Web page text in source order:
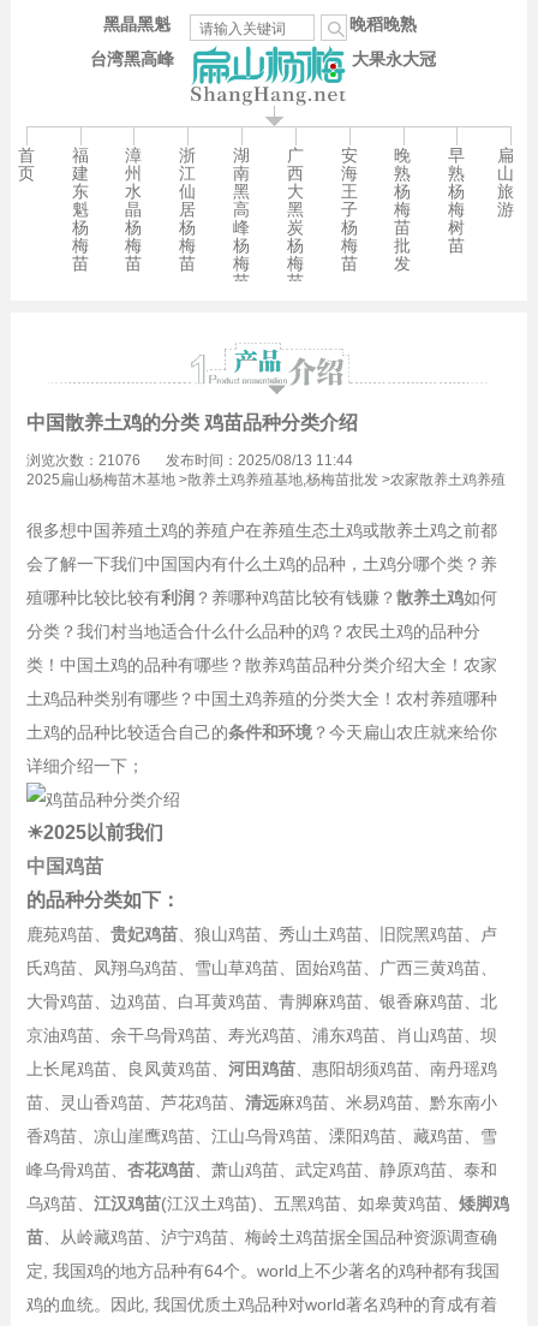
台湾黑高峰
晚稻晚熟
大果永大冠
黑晶黑魁
首
页
福
建
东
魁
杨
梅
苗
漳
州
水
晶
杨
梅
苗
浙
江
仙
居
杨
梅
苗
湖
南
黑
高
峰
杨
梅
苗
广
西
大
黑
炭
杨
梅
苗
安
海
王
子
杨
梅
苗
晚
熟
杨
梅
苗
批
发
早
熟
杨
梅
树
苗
扁
山
旅
游
中国散养土鸡的分类 鸡苗品种分类介绍
浏览次数：21076
发布时间：2025/08/13 11:44
2025扁山杨梅苗木基地>散养土鸡养殖基地,杨梅苗批发>农家散养土鸡养殖
很多想中国养殖土鸡的养殖户在养殖生态土鸡或散养土鸡之前都
会了解一下我们中国国内有什么土鸡的品种，土鸡分哪个类？养
殖哪种比较比较有利润 ？养哪种鸡苗比较有钱赚？ 散养土鸡如何
分类？我们村当地适合什么什么品种的鸡？农民土鸡的品种分
类！中国土鸡的品种有哪些？散养鸡苗品种分类介绍大全！农家
土鸡品种类别有哪些？中国土鸡养殖的分类大全！农村养殖哪种
土鸡的品种比较适合自己的条件和环境？今天扁山农庄就来给你
详细介绍一下；
☀2025以前我们
中国鸡苗
的品种分类如下：
鹿苑鸡苗、 贵妃鸡苗、狼山鸡苗、秀山土鸡苗、旧院黑鸡苗、卢
氏鸡苗、凤翔乌鸡苗、雪山草鸡苗、固始鸡苗、广西三黄鸡苗、
大骨鸡苗、边鸡苗、白耳黄鸡苗、青脚麻鸡苗、银香麻鸡苗、北
京油鸡苗、余干乌骨鸡苗、寿光鸡苗、浦东鸡苗、肖山鸡苗、坝
上长尾鸡苗、良凤黄鸡苗、 河田鸡苗、惠阳胡须鸡苗、南丹瑶鸡
苗、灵山香鸡苗、芦花鸡苗、 清远麻鸡苗、米易鸡苗、黔东南小
香鸡苗、凉山崖鹰鸡苗、江山乌骨鸡苗、溧阳鸡苗、藏鸡苗、雪
峰乌骨鸡苗、 杏花鸡苗、萧山鸡苗、武定鸡苗、静原鸡苗、泰和
乌鸡苗、 江汉鸡苗(江汉土鸡苗)、五黑鸡苗、如皋黄鸡苗、 矮脚鸡
苗、从岭藏鸡苗、泸宁鸡苗、梅岭土鸡苗据全国品种资源调查确
定, 我国鸡的地方品种有64个。world上不少著名的鸡种都有我国
鸡的血统。因此, 我国优质土鸡品种对world著名鸡种的育成有着